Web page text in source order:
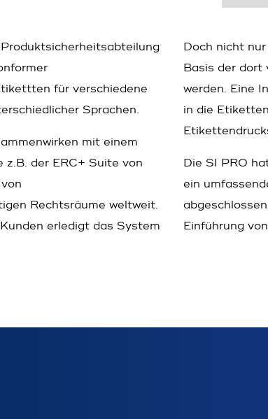
für verschiedene
Sprachen.
mit einem
der ERC+ Suite von
Rechts­räume weltweit.
erledigt das System
Doch nicht
Basis der dort
werden. Eine
in die
Die SI PRO
ein
Einführung